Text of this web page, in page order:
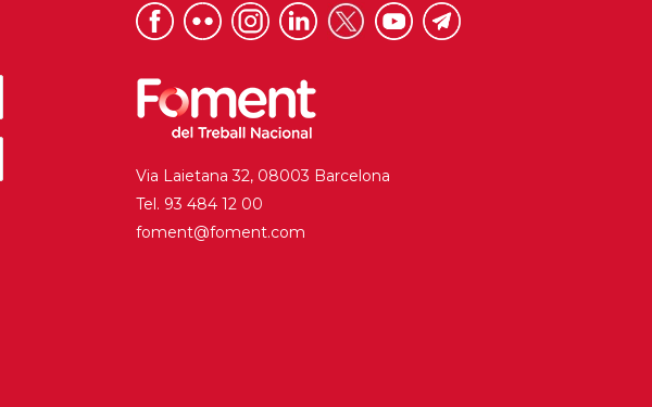
Via Laietana 32, 08003 Barcelona
Tel. 93 484 12 00
foment@foment.com